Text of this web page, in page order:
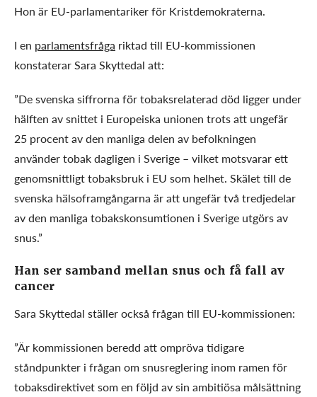
Hon är EU-parlamentariker för Kristdemokraterna.
I en parlamentsfråga riktad till EU-kommissionen
konstaterar Sara Skyttedal att:
”De svenska siffrorna för tobaksrelaterad död ligger under
hälften av snittet i Europeiska unionen trots att ungefär
25 procent av den manliga delen av befolkningen
använder tobak dagligen i Sverige – vilket motsvarar ett
genomsnittligt tobaksbruk i EU som helhet. Skälet till de
svenska hälsoframgångarna är att ungefär två tredjedelar
av den manliga tobakskonsumtionen i Sverige utgörs av
snus.”
Han ser samband mellan snus och få fall av
cancer
Sara Skyttedal ställer också frågan till EU-kommissionen:
”Är kommissionen beredd att ompröva tidigare
ståndpunkter i frågan om snusreglering inom ramen för
tobaksdirektivet som en följd av sin ambitiösa målsättning